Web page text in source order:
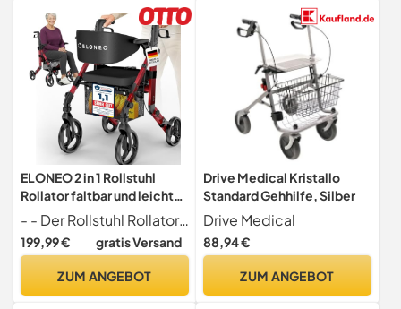
- Silber
ELONEO 2 in 1 Rollstuhl
Rollator faltbar und leicht
mit Sitz, Outdoor Rollator
Rollstuhl faltbar leicht für
alle Gelände, Aluminium
Netztasche, Transport-
- - Der Rollstuhl Rollator bietet maximale Flexibilität für unterwegs und lässt sich mit nur einem Handgriff in Sekundenschnelle von einem Rollator in einen komfortablen Rollstuhl verwandeln . Die Gehhilfe passt sich flexibel Ihren Mobilitätsanforderungen an, sodass Sie jederzeit komfortabel, sicher und unabhängig unterwegs sind.
199,99 € gratis Versand
ZUM ANGEBOT
Drive Medical Kristallo
Standard Gehhilfe, Silber
Drive Medical
88,94 €
ZUM ANGEBOT